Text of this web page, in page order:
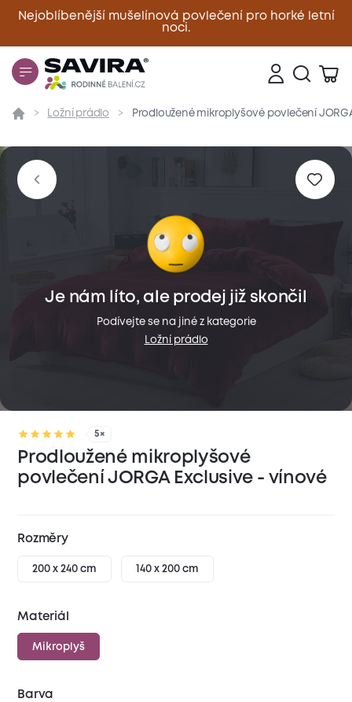
Nejoblíbenější mušelínová povlečení pro horké letní
noci.
Zavřít
Přehled Parametry Popis produktu Materiál
Ložní prádlo Prodloužené mikroplyšové povlečení
5×
Prodloužené mikroplyšové
povlečení JORGA Exclusive - vínové
Rozměry
200 x 240 cm 140 x 200 cm
Materiál
Mikroplyš
Barva
Je nám líto, ale prodej již skončil
Podívejte se na jiné z kategorie
Ložní prádlo